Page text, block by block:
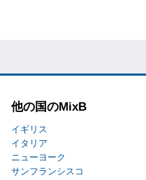
他の国のMixB
イギリス
イタリア
ニューヨーク
サンフランシスコ